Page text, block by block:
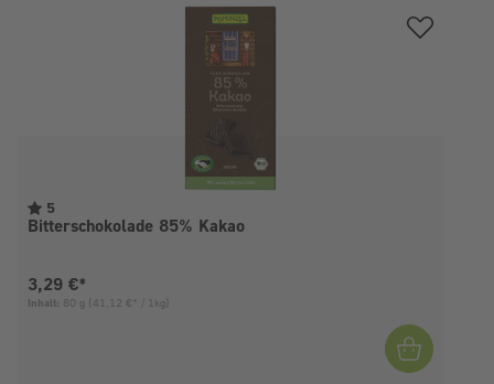
5
Bitterschokolade 85% Kakao
Aktueller Preis:
3,29 €*
Inhalt: 80 g (41,12 €* / 1kg)